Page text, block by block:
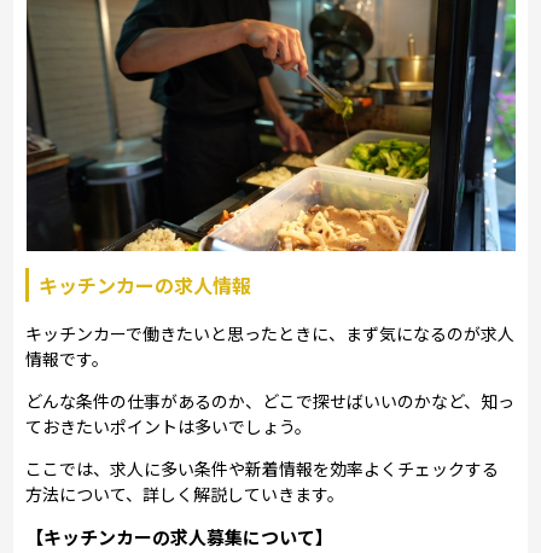
キッチンカーの求人情報
キッチンカーで働きたいと思ったときに、まず気になるのが求人
情報です。
どんな条件の仕事があるのか、どこで探せばいいのかなど、知っ
ておきたいポイントは多いでしょう。
ここでは、求人に多い条件や新着情報を効率よくチェックする
方法について、詳しく解説していきます。
【キッチンカーの求人募集について】